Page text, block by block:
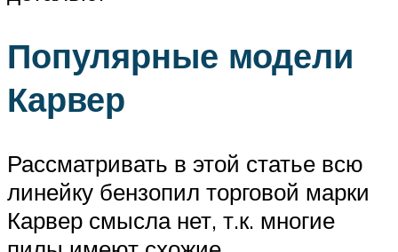
Популярные модели
Карвер
Рассматривать в этой статье всю
линейку бензопил торговой марки
Карвер смысла нет, т.к. многие